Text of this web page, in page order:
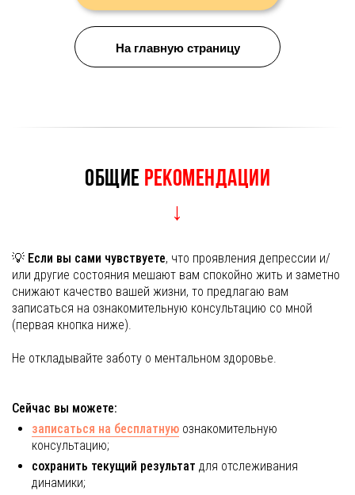
На главную страницу
Общие рекомендации
↓
💡 Если вы сами чувствуете, что проявления депрессии и/
или другие состояния мешают вам спокойно жить и заметно
снижают качество вашей жизни, то предлагаю вам
записаться на ознакомительную консультацию со мной
(первая кнопка ниже).
Не откладывайте заботу о ментальном здоровье.
Сейчас вы можете:
записаться на бесплатную ознакомительную
консультацию;
сохранить текущий результат для отслеживания
динамики;